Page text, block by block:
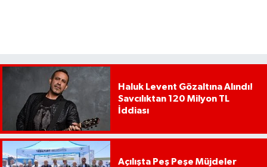
Haluk Levent Gözaltına Alındı!
Savcılıktan 120 Milyon TL
İddiası
Açılışta Peş Peşe Müjdeler